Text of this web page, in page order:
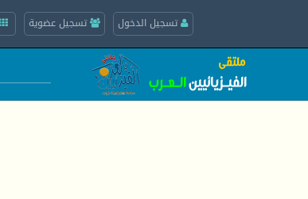
تسجيل الدخول تسجيل عضوية